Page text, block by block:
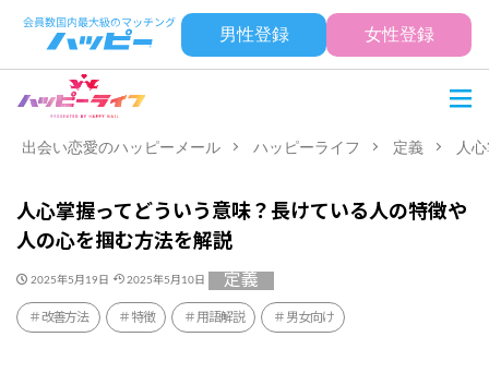
男性登録 女性登録
出会い恋愛のハッピーメール ハッピーライフ 定義 人
人心掌握ってどういう意味？長けている人の特徴や
人の心を掴む方法を解説
2025年5月19日 2025年5月10日 定義
改善方法 特徴 用語解説 男女向け